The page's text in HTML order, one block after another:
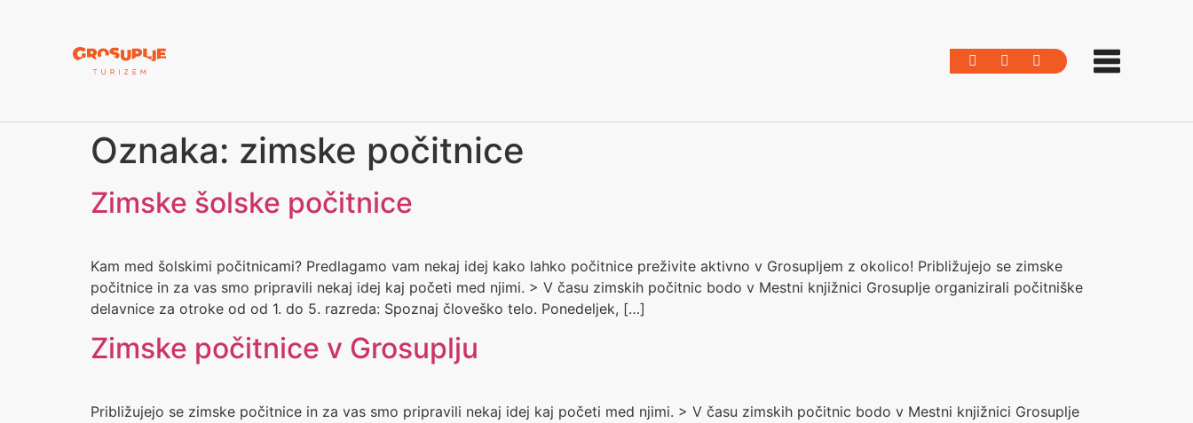
Oznaka: zimske počitnice
Zimske šolske počitnice
Kam med šolskimi počitnicami? Predlagamo vam nekaj idej kako lahko počitnice preživite aktivno v Grosupljem z okolico! Približujejo se zimske
počitnice in za vas smo pripravili nekaj idej kaj početi med njimi. > V času zimskih počitnic bodo v Mestni knjižnici Grosuplje organizirali počitniške
delavnice za otroke od od 1. do 5. razreda: Spoznaj človeško telo. Ponedeljek, […]
Zimske počitnice v Grosuplju
Približujejo se zimske počitnice in za vas smo pripravili nekaj idej kaj početi med njimi. > V času zimskih počitnic bodo v Mestni knjižnici Grosuplje